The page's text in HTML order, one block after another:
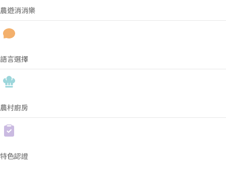
農遊消消樂
語言選擇
農村廚房
特色認證